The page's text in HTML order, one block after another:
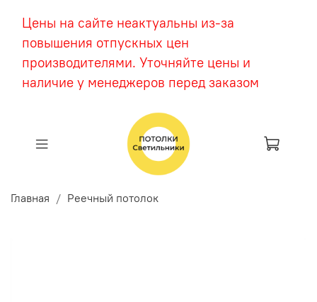
Цены на сайте неактуальны из-за
повышения отпускных цен
производителями. Уточняйте цены и
наличие у менеджеров перед заказом
Главная Реечный потолок